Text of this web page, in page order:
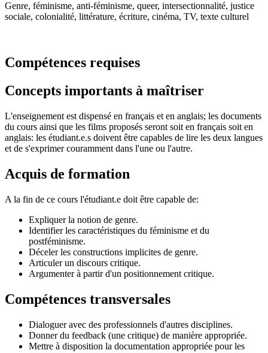
Genre, féminisme, anti-féminisme, queer, intersectionnalité, justice
sociale, colonialité, littérature, écriture, cinéma, TV, texte culturel
Compétences requises
Concepts importants à maîtriser
L'enseignement est dispensé en français et en anglais; les documents
du cours ainsi que les films proposés seront soit en français soit en
anglais: les étudiant.e.s doivent être capables de lire les deux langues
et de s'exprimer couramment dans l'une ou l'autre.
Acquis de formation
A la fin de ce cours l'étudiant.e doit être capable de:
Expliquer la notion de genre.
Identifier les caractéristiques du féminisme et du
postféminisme.
Déceler les constructions implicites de genre.
Articuler un discours critique.
Argumenter à partir d'un positionnement critique.
Compétences transversales
Dialoguer avec des professionnels d'autres disciplines.
Donner du feedback (une critique) de manière appropriée.
Mettre à disposition la documentation appropriée pour les